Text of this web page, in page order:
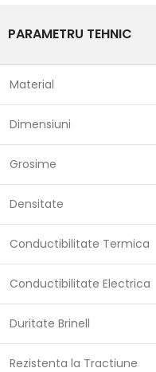
PARAMETRU TEHNIC
Material
Dimensiuni
Grosime
Densitate
Conductibilitate Termica
Conductibilitate Electrica
Duritate Brinell
Rezistenta la Tractiune